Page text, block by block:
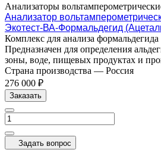
Анализаторы
Анализатор
Экотест-ВА-Формальдегид
Комплекс для анализа формальдегида
Предназначен для определения
зоны, воде, пищевых продуктах и
Страна производства — Россия
276 000 ₽
Заказать
Задать вопрос